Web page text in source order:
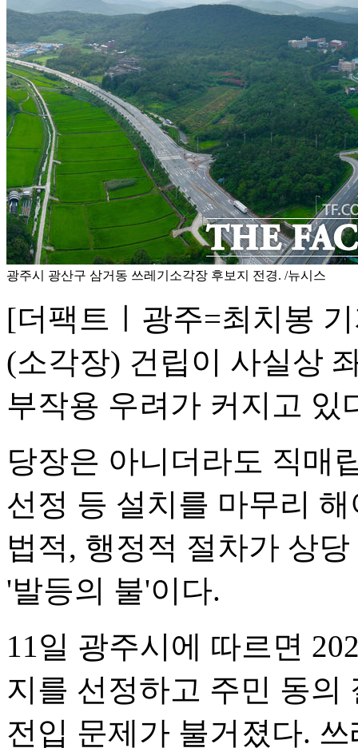
광주시 광산구 삼거동 쓰레기소각장 후보지 전경. /뉴시스
[더팩트ㅣ광주=최치봉
(소각장) 건립이 사실상
부작용 우려가 커지고 있
당장은 아니더라도 직매
선정 등 설치를 마무리
법적, 행정적 절차가 상
'발등의 불'이다.
11일 광주시에 따르면
지를 선정하고 주민 동의
전입 문제가 불거졌다.